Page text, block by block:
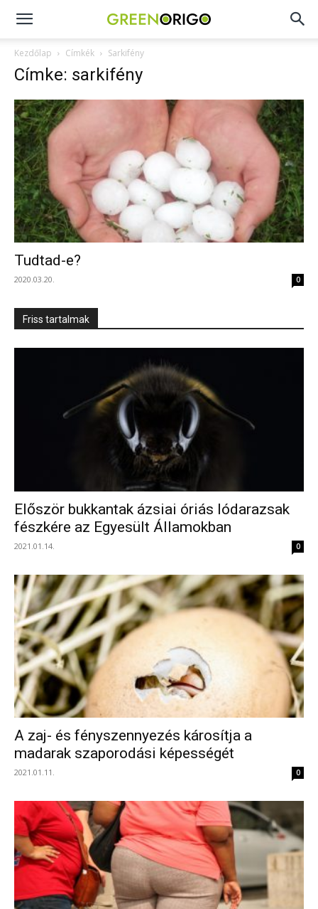
Green
Origo
portál
Kezdőlap Címkék Sarkifény
Címke: sarkifény
Tudtad-e?
2020.03.20. 0
Friss tartalmak
Először bukkantak ázsiai óriás lódarazsak
fészkére az Egyesült Államokban
2021.01.14. 0
A zaj- és fényszennyezés károsítja a
madarak szaporodási képességét
2021.01.11. 0